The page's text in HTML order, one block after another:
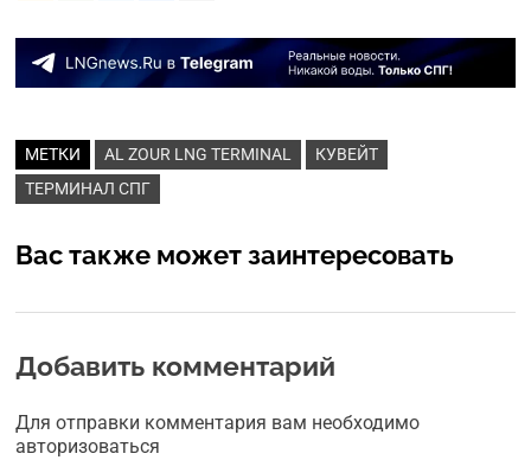
МЕТКИ AL ZOUR LNG TERMINAL
КУВЕЙТ
ТЕРМИНАЛ СПГ
Вас также может заинтересовать
Добавить комментарий
Для отправки комментария вам необходимо
авторизоваться